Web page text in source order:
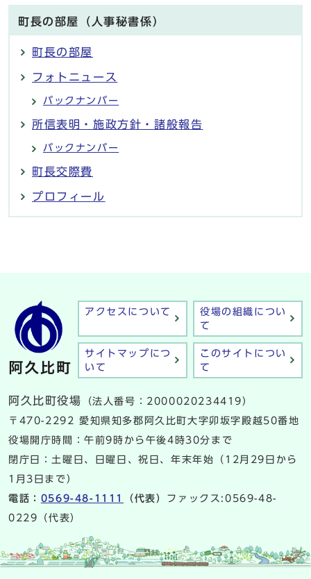
町長の部屋（人事秘書係）
町長の部屋
フォトニュース
バックナンバー
所信表明・施政方針・諸般報告
バックナンバー
町長交際費
プロフィール
アクセスについて
役場の組織につい
て
サイトマップにつ
いて
このサイトについ
て
阿久比町役場
（法人番号：2000020234419）
〒470-2292 愛知県知多郡阿久比町大字卯坂字殿越50番地
役場開庁時間：午前9時から午後4時30分まで
閉庁日：土曜日、日曜日、祝日、年末年始（12月29日から
1月3日まで）
電話： 0569-48-1111 （代表） ファックス:0569-48-
0229（代表）